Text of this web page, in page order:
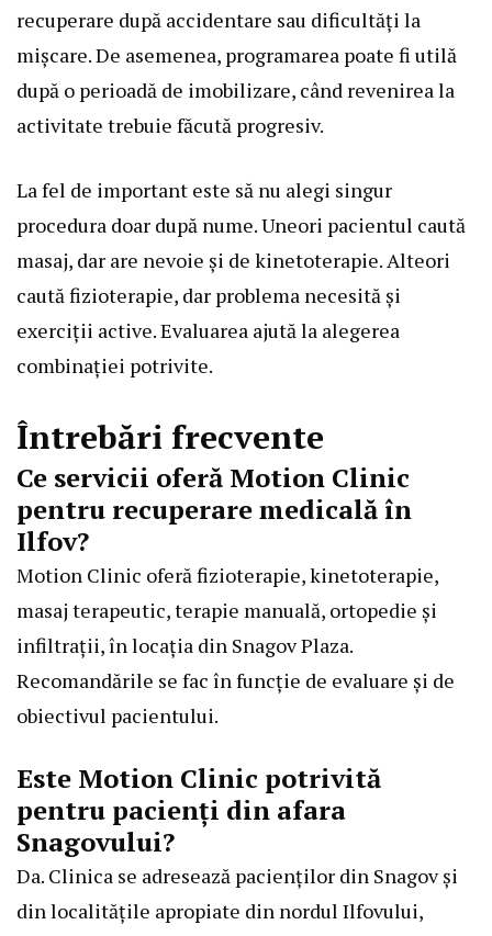
recuperare după accidentare sau dificultăți la
mișcare. De asemenea, programarea poate fi utilă
după o perioadă de imobilizare, când revenirea la
activitate trebuie făcută progresiv.
La fel de important este să nu alegi singur
procedura doar după nume. Uneori pacientul caută
masaj, dar are nevoie și de kinetoterapie. Alteori
caută fizioterapie, dar problema necesită și
exerciții active. Evaluarea ajută la alegerea
combinației potrivite.
Întrebări frecvente
Ce servicii oferă Motion Clinic
pentru recuperare medicală în
Ilfov?
Motion Clinic oferă fizioterapie, kinetoterapie,
masaj terapeutic, terapie manuală, ortopedie și
infiltrații, în locația din Snagov Plaza.
Recomandările se fac în funcție de evaluare și de
obiectivul pacientului.
Este Motion Clinic potrivită
pentru pacienți din afara
Snagovului?
Da. Clinica se adresează pacienților din Snagov și
din localitățile apropiate din nordul Ilfovului,